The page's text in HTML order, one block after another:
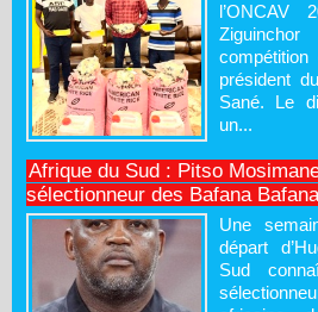
l’ONCAV
président
Sané. Le
un...
Afrique du Sud : Pitso
sélectionneur des Bafana Bafana
Une
départ
Sud